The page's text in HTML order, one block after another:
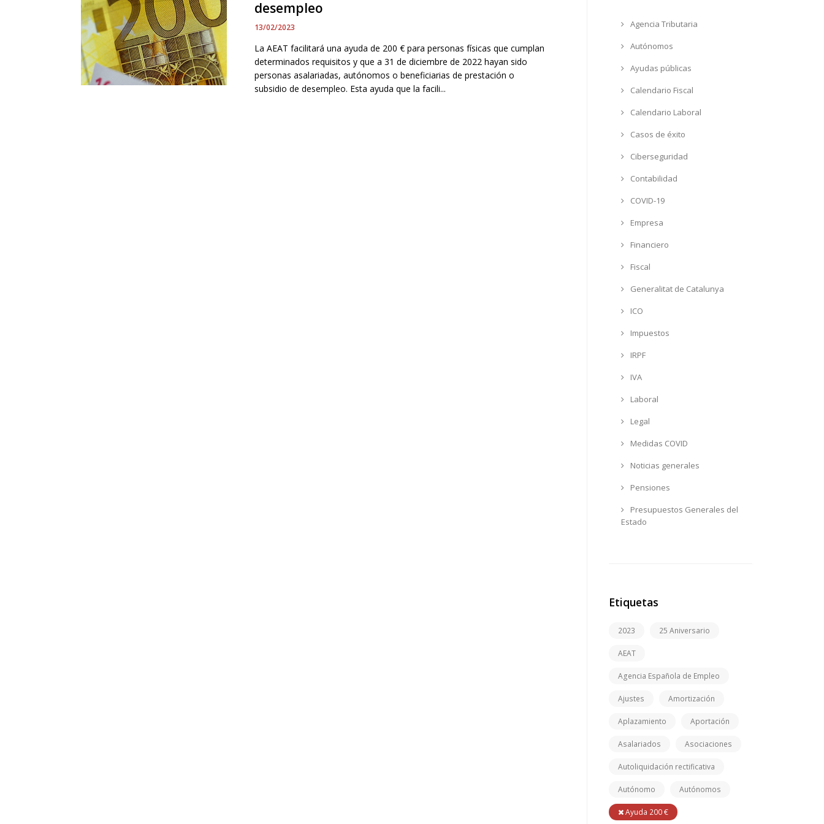
desempleo
13/02/2023
La AEAT facilitará una ayuda de 200 € para personas físicas que cumplan
determinados requisitos y que a 31 de diciembre de 2022 hayan sido
personas asalariadas, autónomos o beneficiarias de prestación o
subsidio de desempleo. Esta ayuda que la facili...
Agencia Tributaria
Autónomos
Ayudas públicas
Calendario Fiscal
Calendario Laboral
Casos de éxito
Ciberseguridad
Contabilidad
COVID-19
Empresa
Financiero
Fiscal
Generalitat de Catalunya
ICO
Impuestos
IRPF
IVA
Laboral
Legal
Medidas COVID
Noticias generales
Pensiones
Presupuestos Generales del
Estado
Etiquetas
2023 25 Aniversario
AEAT
Agencia Española de Empleo
Ajustes Amortización
Aplazamiento Aportación
Asalariados Asociaciones
Autoliquidación rectificativa
Autónomo Autónomos
Ayuda 200 €